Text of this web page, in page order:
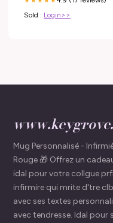
Sold : Login>>
Mug Personnalisé -
Rouge 🎁 Offrez un
idal pour votre collgue
infirmire qui mrite d'tre
avec ses textes
avec tendresse. Idal